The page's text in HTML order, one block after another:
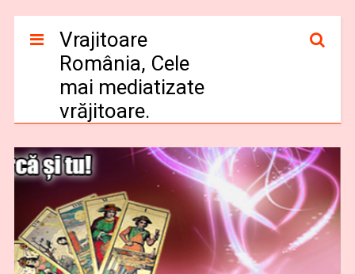
Vrajitoare
România, Cele
mai mediatizate
vrăjitoare.